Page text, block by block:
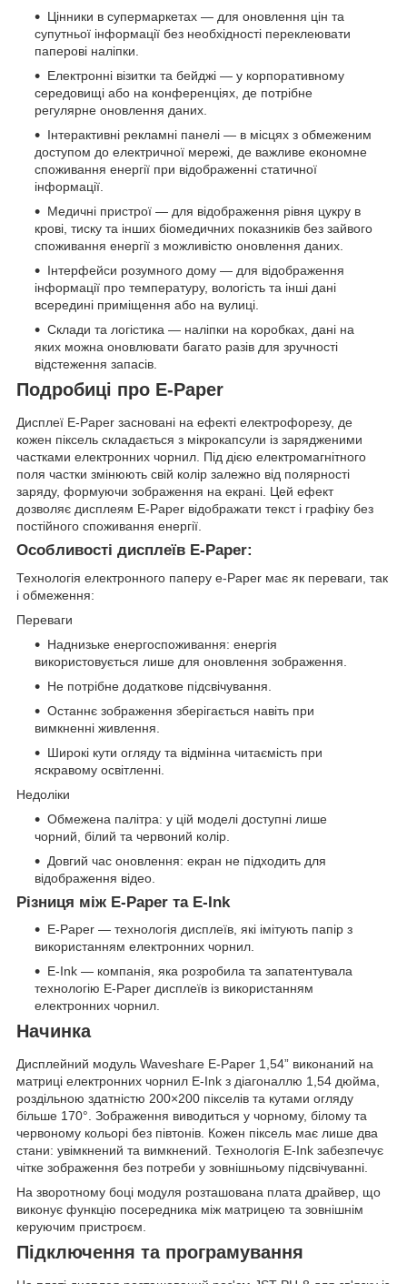
Цінники в супермаркетах — для оновлення цін та
супутньої інформації без необхідності переклеювати
паперові наліпки.
Електронні візитки та бейджі — у корпоративному
середовищі або на конференціях, де потрібне
регулярне оновлення даних.
Інтерактивні рекламні панелі — в місцях з обмеженим
доступом до електричної мережі, де важливе економне
споживання енергії при відображенні статичної
інформації.
Медичні пристрої — для відображення рівня цукру в
крові, тиску та інших біомедичних показників без зайвого
споживання енергії з можливістю оновлення даних.
Інтерфейси розумного дому — для відображення
інформації про температуру, вологість та інші дані
всередині приміщення або на вулиці.
Склади та логістика — наліпки на коробках, дані на
яких можна оновлювати багато разів для зручності
відстеження запасів.
Подробиці про E-Paper
Дисплеї E-Paper засновані на ефекті електрофорезу, де
кожен піксель складається з мікрокапсули із зарядженими
частками електронних чорнил. Під дією електромагнітного
поля частки змінюють свій колір залежно від полярності
заряду, формуючи зображення на екрані. Цей ефект
дозволяє дисплеям E-Paper відображати текст і графіку без
постійного споживання енергії.
Особливості дисплеїв E-Paper:
Технологія електронного паперу e-Paper має як переваги, так
і обмеження:
Переваги
Наднизьке енергоспоживання: енергія
використовується лише для оновлення зображення.
Не потрібне додаткове підсвічування.
Останнє зображення зберігається навіть при
вимкненні живлення.
Широкі кути огляду та відмінна читаємість при
яскравому освітленні.
Недоліки
Обмежена палітра: у цій моделі доступні лише
чорний, білий та червоний колір.
Довгий час оновлення: екран не підходить для
відображення відео.
Різниця між E-Paper та E-Ink
E-Paper — технологія дисплеїв, які імітують папір з
використанням електронних чорнил.
E-Ink — компанія, яка розробила та запатентувала
технологію E-Paper дисплеїв із використанням
електронних чорнил.
Начинка
Дисплейний модуль Waveshare E-Paper 1,54” виконаний на
матриці електронних чорнил E-Ink з діагоналлю 1,54 дюйма,
роздільною здатністю 200×200 пікселів та кутами огляду
більше 170°. Зображення виводиться у чорному, білому та
червоному кольорі без півтонів. Кожен піксель має лише два
стани: увімкнений та вимкнений. Технологія E-Ink забезпечує
чітке зображення без потреби у зовнішньому підсвічуванні.
На зворотному боці модуля розташована плата драйвер, що
виконує функцію посередника між матрицею та зовнішнім
керуючим пристроєм.
Підключення та програмування